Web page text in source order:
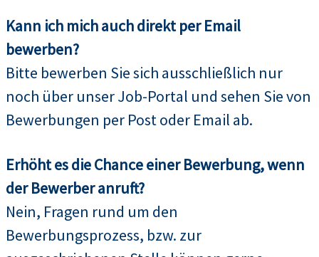
Kann ich mich auch direkt per Email
bewerben?
Bitte bewerben Sie sich ausschließlich nur
noch über unser Job-Portal und sehen Sie von
Bewerbungen per Post oder Email ab.
Erhöht es die Chance einer Bewerbung, wenn
der Bewerber anruft?
Nein, Fragen rund um den
Bewerbungsprozess, bzw. zur